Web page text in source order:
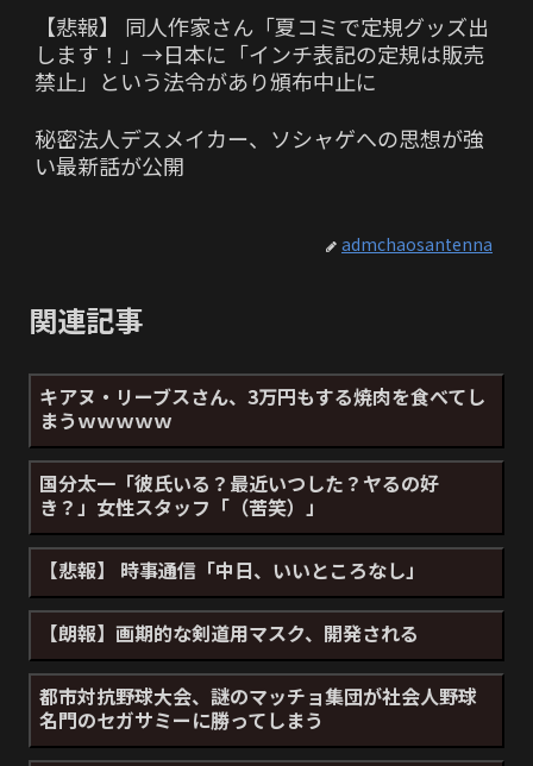
【悲報】 同人作家さん「夏コミで定規グッズ出
します！」→日本に「インチ表記の定規は販売
禁止」という法令があり頒布中止に
秘密法人デスメイカー、ソシャゲへの思想が強
い最新話が公開
admchaosantenna
関連記事
キアヌ・リーブスさん、3万円もする焼肉を食べてし
まうｗｗｗｗｗ
国分太一「彼氏いる？最近いつした？ヤるの好
き？」女性スタッフ「（苦笑）」
【悲報】 時事通信「中日、いいところなし」
【朗報】画期的な剣道用マスク、開発される
都市対抗野球大会、謎のマッチョ集団が社会人野球
名門のセガサミーに勝ってしまう